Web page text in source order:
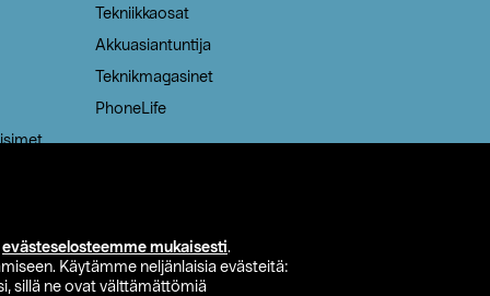
evästeselosteemme mukaisesti.
Käytämme neljänlaisia evästeitä:
sillä ne ovat välttämättömiä
Tekniikkaosat
Akkuasiantuntija
Teknikmagasinet
PhoneLife